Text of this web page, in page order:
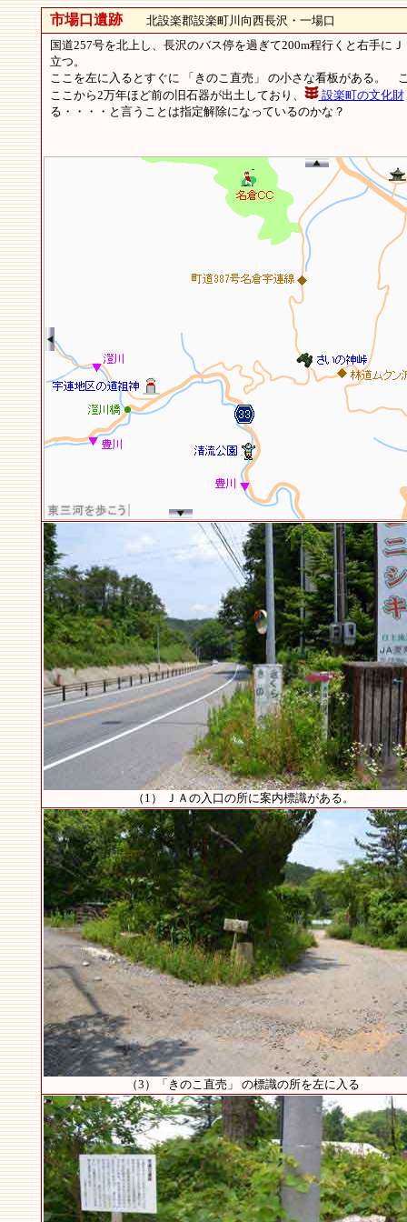
市場口遺跡北設楽郡設楽町川向西長沢・一場口
国道257号を北上し、長沢のバス停を過ぎて200m程行くと右手に
立つ。
ここを左に入るとすぐに 「きのこ直売」 の小さな看板がある。
ここから2万年ほど前の旧石器が出土しており、
設楽町の文化財
る・・・・と言うことは指定解除になっているのかな？
（1） ＪＡの入口の所に案内標識がある。
（3）「きのこ直売」 の標識の所を左に入る